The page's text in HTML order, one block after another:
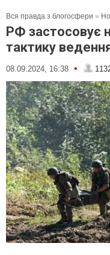
Вся правда з блогосфери »
РФ застосовує
тактику
08.09.2024, 16:38 •